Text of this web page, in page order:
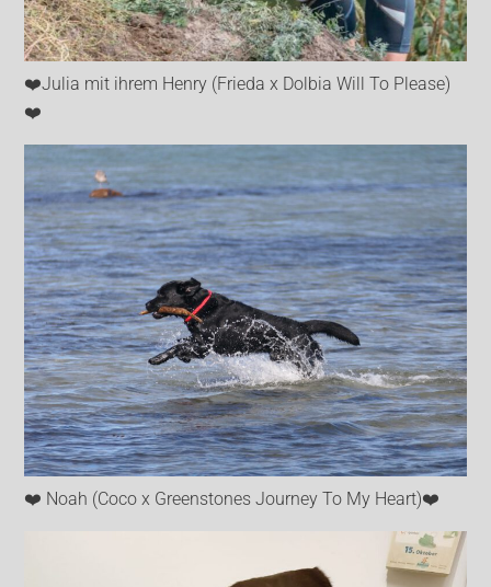
❤️Julia mit ihrem Henry (Frieda x Dolbia Will To Please)
❤️
❤️ Noah (Coco x Greenstones Journey To My Heart)❤️